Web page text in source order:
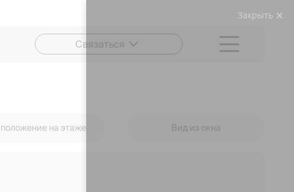
Связаться
на этаже Вид из окна
Закрыть